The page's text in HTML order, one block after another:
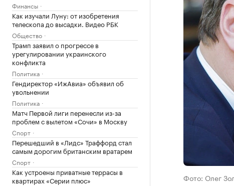
Финансы
Как изучали Луну: от изобретения
телескопа до высадки. Видео РБК
Общество
Трамп заявил о прогрессе в
урегулировании украинского
конфликта
Политика
Гендиректор «ИжАвиа» объявил об
увольнении
Политика
Матч Первой лиги перенесли из-за
проблем с вылетом «Сочи» в Москву
Спорт
Перешедший в «Лидс» Траффорд стал
самым дорогим британским вратарем
Спорт
Как устроены приватные террасы в
квартирах «Серии плюс»
Фото: Олег